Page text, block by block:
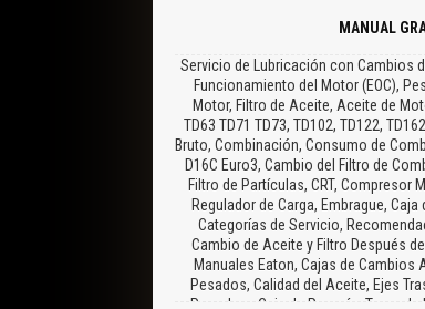
MANUAL
Servicio de Lubricación con Cambios
Funcionamiento del Motor (EOC),
Motor, Filtro de Aceite, Aceite de
TD63 TD71 TD73, TD102, TD122,
Bruto, Combinación, Consumo de
D16C Euro3, Cambio del Filtro de
Filtro de Partículas, CRT, Compresor
Regulador de Carga, Embrague,
Categorías de Servicio,
Cambio de Aceite y Filtro Después
Manuales Eaton, Cajas de
Pesados, Calidad del Aceite, Ejes
Propulsor, Caja de Reenvío, Toma